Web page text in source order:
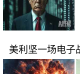
美利坚一场电子